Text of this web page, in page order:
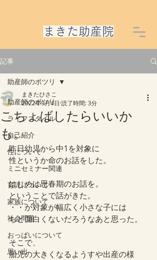
​まきた助産院
記事
助産師のポツリ
ライフスタイル
自己紹介
性について
ミニセミナー関連
育児について
家族について
社会問題
おっぱいについて
思い出
助産師のポツリ
こちょばしたらいいか
も。
まきたひさこ
2022年9月4日 読了時間: 3分
昨日幼児から中1を対象に
性というか命のお話をした。
はじめは思春期のお話を。
ということで話がきた。
・・が対象が幅広く小さな子には
ちと面白くないだろうなあと思った。
そこで、
胎児の大きくなるようすや出産の様